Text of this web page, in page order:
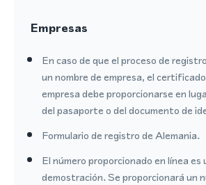
Empresas
En caso de que el proceso de
un nombre de empresa, el
empresa debe proporcionarse en
del pasaporte o del documento de
Formulario de registro de Alemania.
El número proporcionado en línea es
demostración. Se proporcionará un